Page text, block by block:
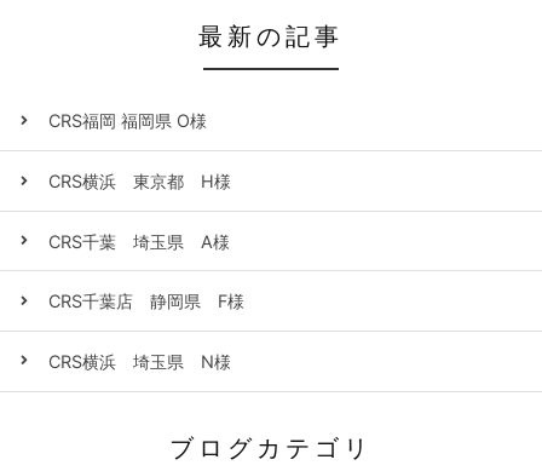
最新の記事
CRS福岡 福岡県 O様
CRS横浜 東京都 H様
CRS千葉 埼玉県 A様
CRS千葉店 静岡県 F様
CRS横浜 埼玉県 N様
ブログカテゴリ